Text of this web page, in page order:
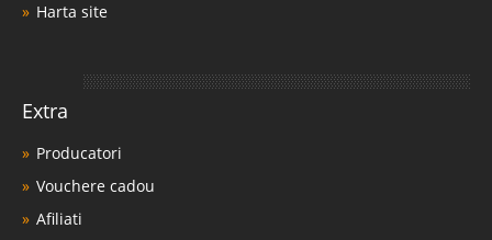
Harta site
Extra
Producatori
Vouchere cadou
Afiliati